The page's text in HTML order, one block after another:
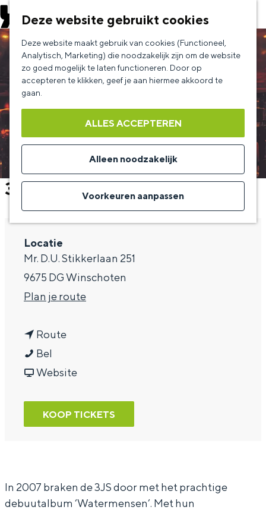
Deze website gebruikt cookies
Deze website maakt gebruik van cookies (Functioneel,
Analytisch, Marketing) die noodzakelijk zijn om de website
zo goed mogelijk te laten functioneren. Door op
accepteren te klikken, geef je aan hiermee akkoord te
gaan.
ALLES ACCEPTEREN
Alleen noodzakelijk
Voorkeuren aanpassen
G
a
a
a
r
d
e
h3JS
Locatie
Mr. D.U. Stikkerlaan 251
9675 DG Winschoten
Plan je routen
S
Routen
a
3
J
Bel
J
Websitev
n
3
KOOP TICKETS
In 2007 braken de 3JS door met het prachtige
debuutalbum ‘Watermensen’. Met hun